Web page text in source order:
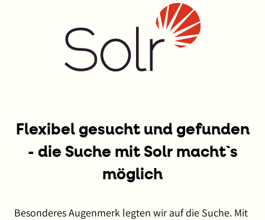
Flexibel gesucht und gefunden
- die Suche mit Solr macht`s
möglich
Besonderes Augenmerk legten wir auf die Suche. Mit